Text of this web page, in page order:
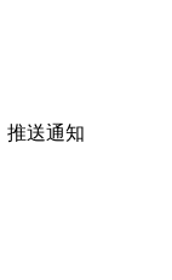
推送通知